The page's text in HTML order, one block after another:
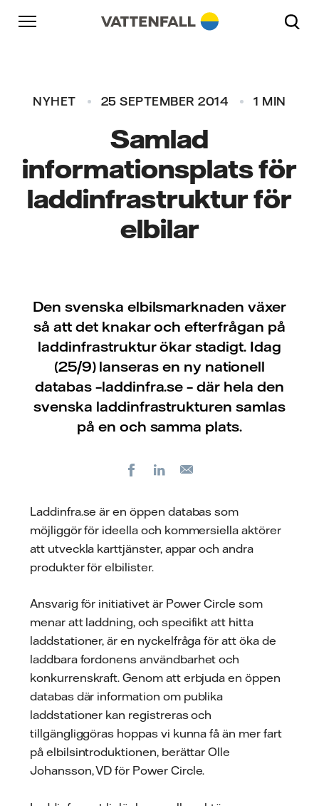
Skip to content
Gå till huvudnavigeringen
Gå till sidfoten
NYHET 25 SEPTEMBER 2014 1 MIN
Samlad
informationsplats för
laddinfrastruktur för
elbilar
Den svenska elbilsmarknaden växer
så att det knakar och efterfrågan på
laddinfrastruktur ökar stadigt. Idag
(25/9) lanseras en ny nationell
databas –laddinfra.se – där hela den
svenska laddinfrastrukturen samlas
på en och samma plats.
FacebookLinkedIn
Laddinfra.se är en öppen databas som
möjliggör för ideella och kommersiella aktörer
att utveckla karttjänster, appar och andra
produkter för elbilister.
Ansvarig för initiativet är Power Circle som
menar att laddning, och specifikt att hitta
laddstationer, är en nyckelfråga för att öka de
laddbara fordonens användbarhet och
konkurrenskraft. Genom att erbjuda en öppen
databas där information om publika
laddstationer kan registreras och
tillgängliggöras hoppas vi kunna få än mer fart
på elbilsintroduktionen, berättar Olle
Johansson, VD för Power Circle.
Gå till huvudnavigeringen